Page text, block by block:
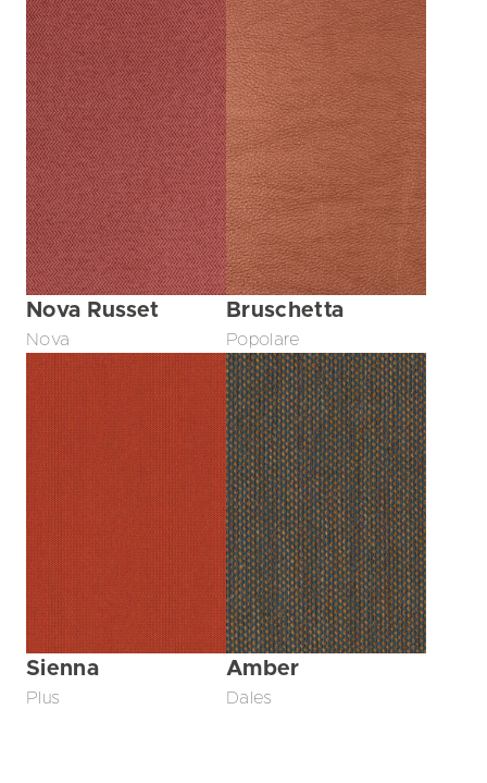
Nova Russet
Nova
Bruschetta
Popolare
Sienna
Plus
Amber
Dales